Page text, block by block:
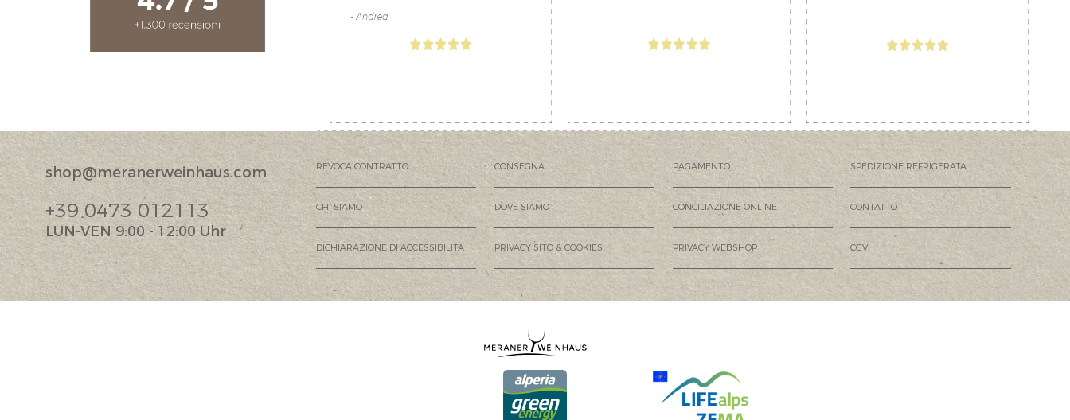
shop@meranerweinhaus.com
+39 0473 012113
LUN-VEN 9:00 - 12:00 Uhr
REVOCA CONTRATTO CONSEGNA PAGAMENTO SPEDIZIONE REFRIGERATA
CHI SIAMO DOVE SIAMO CONCILIAZIONE ONLINE CONTATTO
DICHIARAZIONE DI ACCESSIBILITÀ PRIVACY SITO & COOKIES PRIVACY WEBSHOP CGV